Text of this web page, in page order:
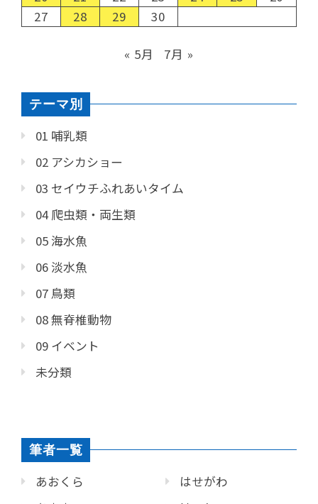
27
28 29 30
« 5月 7月 »
テーマ別
01 哺乳類
02 アシカショー
03 セイウチふれあいタイム
04 爬虫類・両生類
05 海水魚
06 淡水魚
07 鳥類
08 無脊椎動物
09 イベント
未分類
筆者一覧
あおくら
はせがわ